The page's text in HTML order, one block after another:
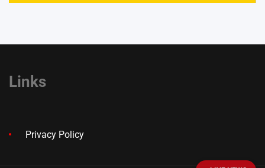
Links
Privacy Policy